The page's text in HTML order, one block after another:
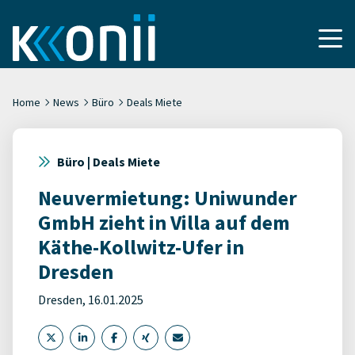
Home News Büro Deals Miete
Büro | Deals Miete
Neuvermietung: Uniwunder
GmbH zieht in Villa auf dem
Käthe-Kollwitz-Ufer in
Dresden
Dresden, 16.01.2025